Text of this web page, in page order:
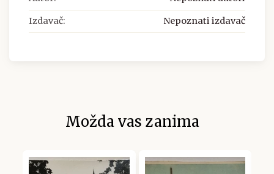
Izdavač: Nepoznati izdavač
Možda vas zanima